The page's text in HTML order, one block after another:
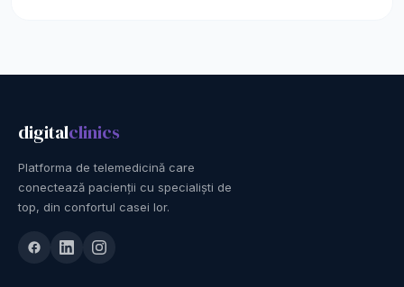
digitalclinics
Platforma de telemedicină care
conectează pacienții cu specialiști de
top, din confortul casei lor.